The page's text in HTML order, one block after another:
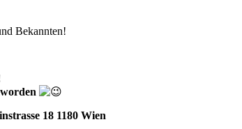
Bekannten!
18 1180 Wien